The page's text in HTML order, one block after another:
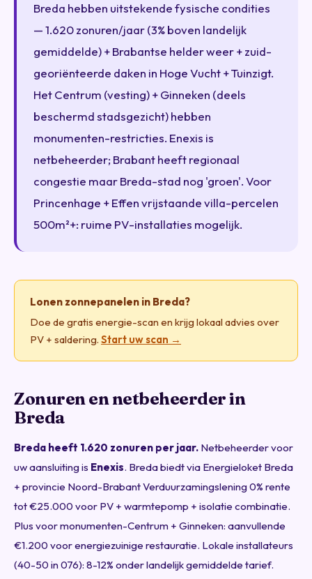
Breda hebben uitstekende fysische condities
— 1.620 zonuren/jaar (3% boven landelijk
gemiddelde) + Brabantse helder weer + zuid-
georiënteerde daken in Hoge Vucht + Tuinzigt.
Het Centrum (vesting) + Ginneken (deels
beschermd stadsgezicht) hebben
monumenten-restricties. Enexis is
netbeheerder; Brabant heeft regionaal
congestie maar Breda-stad nog 'groen'. Voor
Princenhage + Effen vrijstaande villa-percelen
500m²+: ruime PV-installaties mogelijk.
Lonen zonnepanelen in Breda?
Doe de gratis energie-scan en krijg lokaal advies over
PV + saldering. Start uw scan →
Zonuren en netbeheerder in
Breda
Breda heeft 1.620 zonuren per jaar. Netbeheerder voor
uw aansluiting is Enexis. Breda biedt via Energieloket Breda
+ provincie Noord-Brabant Verduurzamingslening 0% rente
tot €25.000 voor PV + warmtepomp + isolatie combinatie.
Plus voor monumenten-Centrum + Ginneken: aanvullende
€1.200 voor energiezuinige restauratie. Lokale installateurs
(40-50 in 076): 8-12% onder landelijk gemiddelde tarief.